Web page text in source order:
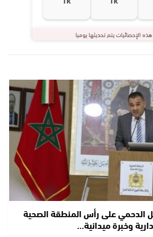
هذه الإحصائيات يتم تحديثها يوميا
الدحمي على رأس المنطقة الصحية
وخبرة ميدانية…